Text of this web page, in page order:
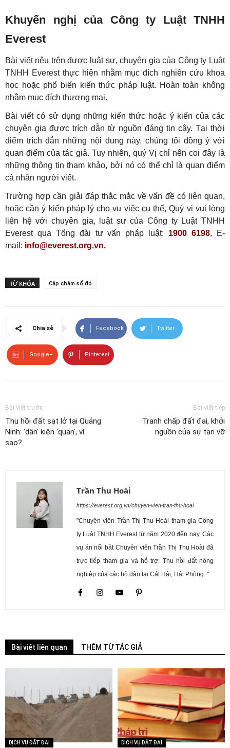
Khuyến nghị của Công ty Luật TNHH
Everest
Bài viết nêu trên được luật sư, chuyên gia của Công ty Luật
TNHH Everest thực hiện nhằm mục đích nghiên cứu khoa
học hoặc phổ biến kiến thức pháp luật. Hoàn toàn không
nhằm mục đích thương mại.
Bài viết có sử dụng những kiến thức hoặc ý kiến của các
chuyên gia được trích dẫn từ nguồn đáng tin cậy. Tại thời
điểm trích dẫn những nội dung này, chúng tôi đồng ý với
quan điểm của tác giả. Tuy nhiên, quý Vị chỉ nên coi đây là
những thông tin tham khảo, bởi nó có thể chỉ là quan điểm
cá nhân người viết.
Trường hợp cần giải đáp thắc mắc về vấn đề có liên quan,
hoặc cần ý kiến pháp lý cho vụ việc cụ thể, Quý vị vui lòng
liên hệ với chuyên gia, luật sư của Công ty Luật TNHH
Everest qua Tổng đài tư vấn pháp luật: 1900 6198, E-
mail: info@everest.org.vn.
TỪ KHÓA Cấp chậm sổ đỏ
Chia sẻ Facebook Twitter
Google+ Pinterest
Bài viết trước
Thu hồi đất sạt lở tại Quảng
Ninh: 'dân' kiện 'quan', vì
sao?
Bài viết tiếp
Tranh chấp đất đai, khởi
nguồn của sự tan vỡ
Trần Thu Hoài
https://everest.org.vn/chuyen-vien-tran-thu-hoai
"Chuyên viên Trần Thị Thu Hoài tham gia Công
ty Luật TNHH Everest từ năm 2020 đến nay. Các
vụ án nổi bật Chuyên viên Trần Thị Thu Hoài đã
trực tiếp tham gia và hỗ trợ: Thu hồi đất nông
nghiệp của các hộ dân tại Cát Hải, Hải Phòng. "
Bài viết liên quan THÊM TỪ TÁC GIẢ
DỊCH VỤ ĐẤT ĐAI DỊCH VỤ ĐẤT ĐAI